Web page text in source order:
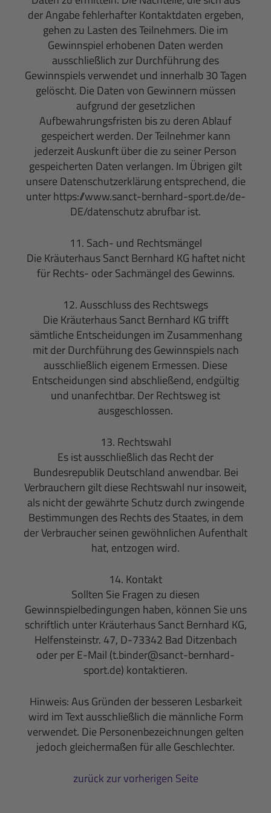
der Angabe fehlerhafter Kontaktdaten ergeben,
gehen zu Lasten des Teilnehmers. Die im
Gewinnspiel erhobenen Daten werden
ausschließlich zur Durchführung des
Gewinnspiels verwendet und innerhalb 30 Tagen
gelöscht. Die Daten von Gewinnern müssen
aufgrund der gesetzlichen
Aufbewahrungsfristen bis zu deren Ablauf
gespeichert werden. Der Teilnehmer kann
jederzeit Auskunft über die zu seiner Person
gespeicherten Daten verlangen. Im Übrigen gilt
unsere Datenschutzerklärung entsprechend, die
unter https://www.sanct-bernhard-sport.de/de-
DE/datenschutz abrufbar ist.
11. Sach- und Rechtsmängel
Die Kräuterhaus Sanct Bernhard KG haftet nicht
für Rechts- oder Sachmängel des Gewinns.
12. Ausschluss des Rechtswegs
Die Kräuterhaus Sanct Bernhard KG trifft
sämtliche Entscheidungen im Zusammenhang
mit der Durchführung des Gewinnspiels nach
ausschließlich eigenem Ermessen. Diese
Entscheidungen sind abschließend, endgültig
und unanfechtbar. Der Rechtsweg ist
ausgeschlossen.
13. Rechtswahl
Es ist ausschließlich das Recht der
Bundesrepublik Deutschland anwendbar. Bei
Verbrauchern gilt diese Rechtswahl nur insoweit,
als nicht der gewährte Schutz durch zwingende
Bestimmungen des Rechts des Staates, in dem
der Verbraucher seinen gewöhnlichen Aufenthalt
hat, entzogen wird.
14. Kontakt
Sollten Sie Fragen zu diesen
Gewinnspielbedingungen haben, können Sie uns
schriftlich unter Kräuterhaus Sanct Bernhard KG,
Helfensteinstr. 47, D-73342 Bad Ditzenbach
oder per E-Mail (t.binder@sanct-bernhard-
sport.de) kontaktieren.
Hinweis: Aus Gründen der besseren Lesbarkeit
wird im Text ausschließlich die männliche Form
verwendet. Die Personenbezeichnungen gelten
jedoch gleichermaßen für alle Geschlechter.
zurück zur vorherigen Seite